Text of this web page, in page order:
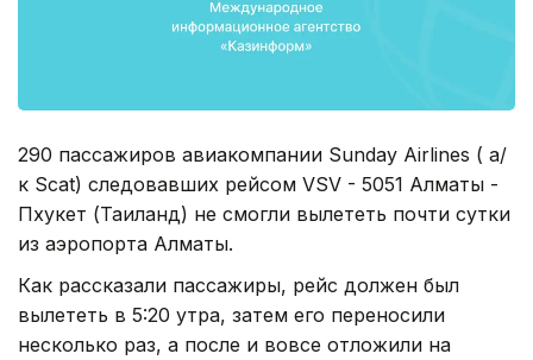
290 пассажиров авиакомпании Sunday Airlines ( а/
к Scat) следовавших рейсом VSV - 5051 Алматы -
Пхукет (Таиланд) не смогли вылететь почти сутки
из аэропорта Алматы.
Как рассказали пассажиры, рейс должен был
вылететь в 5:20 утра, затем его переносили
несколько раз, а после и вовсе отложили на